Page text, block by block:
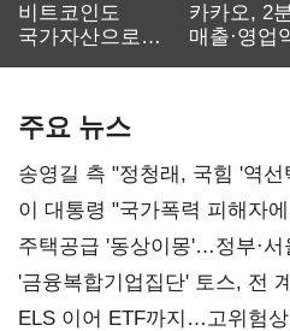
비트코인도
국가자산으로…'
카카오, 2
매출·영업
주요 뉴스
송영길 측 "정청래, 국힘 '역
총선 지휘 못해"
이 대통령 "국가폭력 피해자
진실 밝혀야"
주택공급 '동상이몽'…정부·
'금융복합기업집단' 토스, 전
ELS 이어 ETF까지…고위험